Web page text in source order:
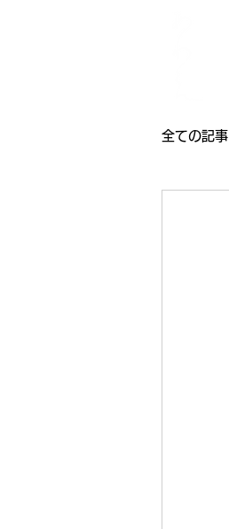
全ての記事